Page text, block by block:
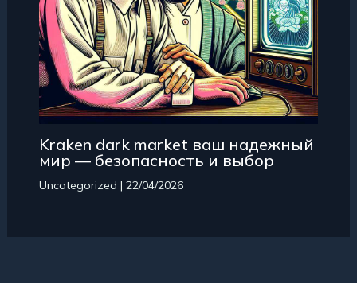
Kraken dark market ваш надежный
мир — безопасность и выбор
Uncategorized | 22/04/2026